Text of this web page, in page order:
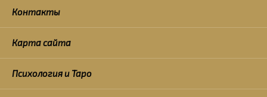
Контакты
Карта сайта
Психология и Таро